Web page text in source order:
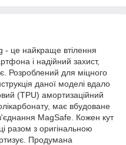
- це найкраще втілення
і надійний захист,
Розроблений для міцного
даної моделі вдало
(TPU) амортизаційний
має вбудоване
MagSafe. Кожен кут
разом з оригінальною
Продумана